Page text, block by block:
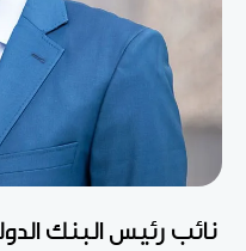
نائب رئيس البنك